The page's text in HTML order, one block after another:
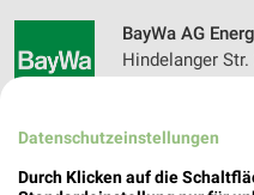
BayWa AG
Hindelanger Str.
Datenschutzeinstellungen
Durch Klicken auf die